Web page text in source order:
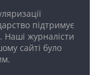
підтримує
Наші журналісти
сайті було